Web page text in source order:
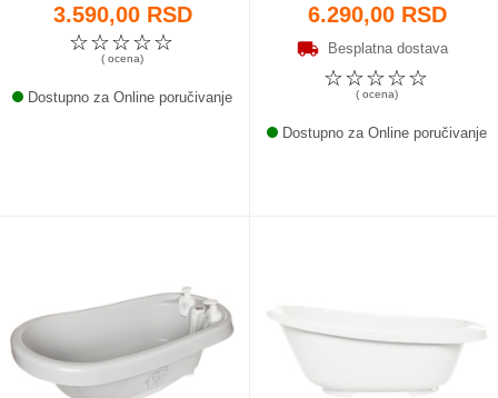
3.590,00 RSD
☆
☆
☆
☆
☆
( ocena)
Dostupno za Online poručivanje
6.290,00 RSD
Besplatna dostava
☆
☆
☆
☆
☆
( ocena)
Dostupno za Online poručivanje